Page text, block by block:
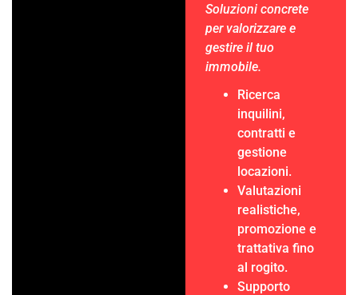
Soluzioni concrete
per valorizzare e
gestire il tuo
immobile.
Ricerca
inquilini,
contratti e
gestione
locazioni.
Valutazioni
realistiche,
promozione e
trattativa fino
al rogito.
Supporto